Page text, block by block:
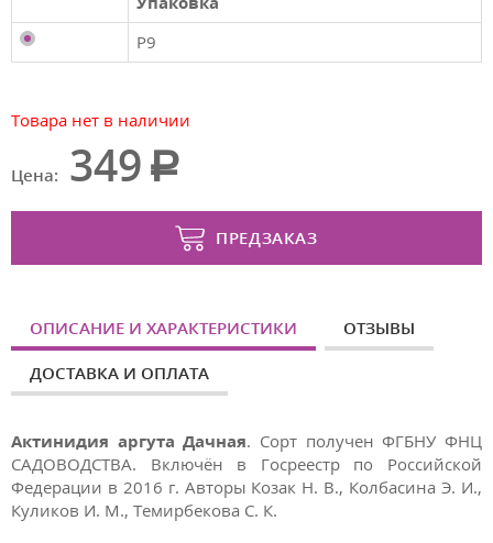
P9
Товара нет в наличии
Цена: 349
ПРЕДЗАКАЗ
ОПИСАНИЕ И ХАРАКТЕРИСТИКИ ОТЗЫВЫ
ДОСТАВКА И ОПЛАТА
Актинидия аргута Дачная. Сорт получен ФГБНУ ФНЦ
САДОВОДСТВА. Включён в Госреестр по Российской
Федерации в 2016 г. Авторы Козак Н. В., Колбасина Э. И.,
Куликов И. М., Темирбекова С. К.